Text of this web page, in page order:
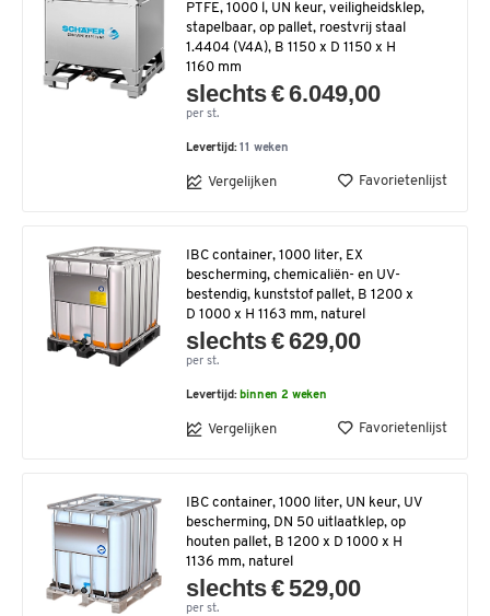
PTFE, 1000 l, UN keur, veiligheidsklep,
stapelbaar, op pallet, roestvrij staal
1.4404 (V4A), B 1150 x D 1150 x H
1160 mm
slechts € 6.049,00
per st.
Levertijd:11 weken
Vergelijken Favorietenlijst
IBC container, 1000 liter, EX
bescherming, chemicaliën- en UV-
bestendig, kunststof pallet, B 1200 x
D 1000 x H 1163 mm, naturel
slechts € 629,00
per st.
Levertijd: binnen 2 weken
Vergelijken Favorietenlijst
IBC container, 1000 liter, UN keur, UV
bescherming, DN 50 uitlaatklep, op
houten pallet, B 1200 x D 1000 x H
1136 mm, naturel
slechts € 529,00
per st.